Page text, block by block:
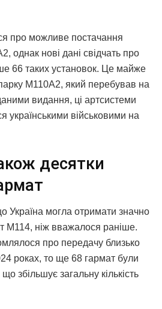
про можливе постачання
однак нові дані свідчать про
66 таких установок. Це майже
M110A2, який перебував на
видання, ці артсистеми
українськими військовими на
десятки
Україна могла отримати значно
M114, ніж вважалося раніше.
про передачу близько
роках, то ще 68 гармат були
збільшує загальну кількість